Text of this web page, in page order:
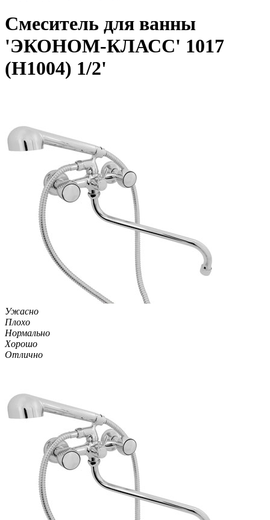
Смеситель для ванны
'ЭКОНОМ-КЛАСС' 1017
(H1004) 1/2'
Ужасно
Плохо
Нормально
Хорошо
Отлично